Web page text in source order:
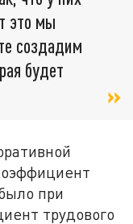
это мы
создадим
будет
при
трудового